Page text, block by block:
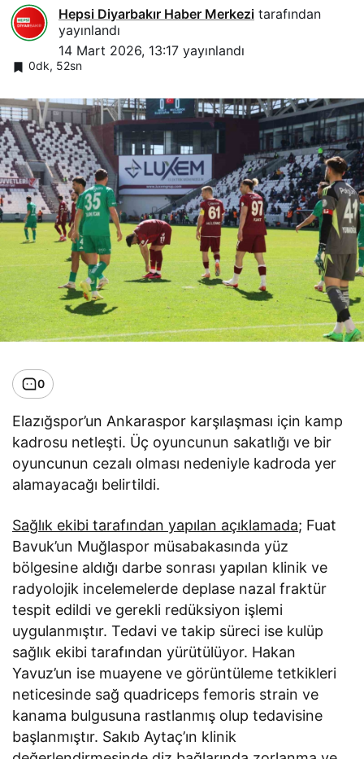
Hepsi Diyarbakır Haber Merkezi tarafından
yayınlandı
14 Mart 2026, 13:17 yayınlandı
0dk, 52sn
0
Elazığspor’un Ankaraspor karşılaşması için kamp
kadrosu netleşti. Üç oyuncunun sakatlığı ve bir
oyuncunun cezalı olması nedeniyle kadroda yer
alamayacağı belirtildi.
Sağlık ekibi tarafından yapılan açıklamada; Fuat
Bavuk’un Muğlaspor müsabakasında yüz
bölgesine aldığı darbe sonrası yapılan klinik ve
radyolojik incelemelerde deplase nazal fraktür
tespit edildi ve gerekli redüksiyon işlemi
uygulanmıştır. Tedavi ve takip süreci ise kulüp
sağlık ekibi tarafından yürütülüyor. Hakan
Yavuz’un ise muayene ve görüntüleme tetkikleri
neticesinde sağ quadriceps femoris strain ve
kanama bulgusuna rastlanmış olup tedavisine
başlanmıştır. Sakıb Aytaç’ın klinik